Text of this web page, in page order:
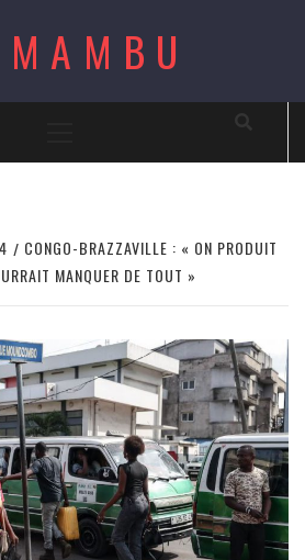
CONGO-BRAZZAVILLE : « ON PRODUIT
MANQUER DE TOUT »